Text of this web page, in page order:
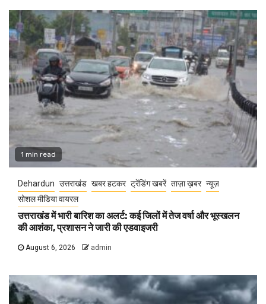
1 min read
Dehardun उत्तराखंड खबर हटकर ट्रेंडिंग खबरें ताज़ा ख़बर न्यूज़
सोशल मीडिया वायरल
उत्तराखंड में भारी बारिश का अलर्ट: कई जिलों में तेज वर्षा और भूस्खलन
की आशंका, प्रशासन ने जारी की एडवाइजरी
August 6, 2026 admin